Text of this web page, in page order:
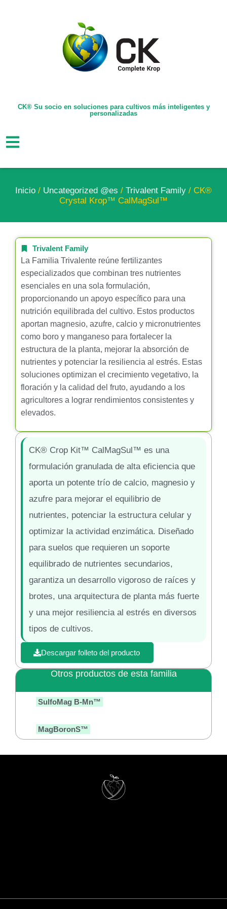
CK® Su socio en soluciones para cultivos más inteligentes y
personalizadas
Inicio / Uncategorized @es / Trivalent Family / CK®
Crystal Krop™ CalMagSul™
Otros productos de esta familia
SulfoMag B-Mn™
MagBoronS™
Trivalent Family
La Familia Trivalente reúne fertilizantes
especializados que combinan tres nutrientes
esenciales en una sola formulación,
proporcionando un apoyo específico para una
nutrición equilibrada del cultivo. Estos productos
aportan magnesio, azufre, calcio y micronutrientes
como boro y manganeso para fortalecer la
estructura de la planta, mejorar la absorción de
nutrientes y potenciar la resiliencia al estrés. Estas
soluciones optimizan el crecimiento vegetativo, la
floración y la calidad del fruto, ayudando a los
agricultores a lograr rendimientos consistentes y
elevados.
CK® Crop Kit™ CalMagSul™ es una
formulación granulada de alta eficiencia que
aporta un potente trío de calcio, magnesio y
azufre para mejorar el equilibrio de
nutrientes, potenciar la estructura celular y
optimizar la actividad enzimática. Diseñado
para suelos que requieren un soporte
equilibrado de nutrientes secundarios,
garantiza un desarrollo vigoroso de raíces y
brotes, una arquitectura de planta más fuerte
y una mejor resiliencia al estrés en diversos
tipos de cultivos.
Descargar folleto del producto